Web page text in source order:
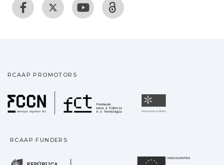
RCAAP PROMOTORS
Fundação para a
RCAAP FUNDERS
República Portuguesa